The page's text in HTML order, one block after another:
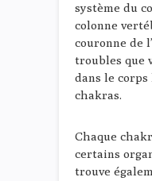
système du
colonne
couronne de
troubles que
dans le
chakras.
Chaque
certains
trouve